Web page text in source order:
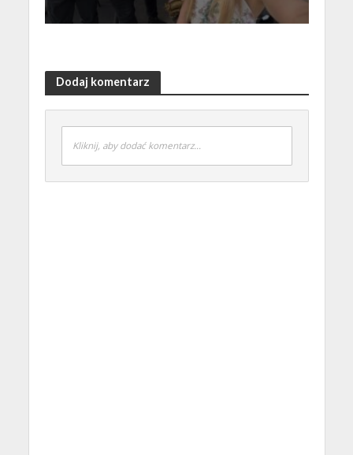
Dodaj komentarz
Kliknij, aby dodać komentarz...